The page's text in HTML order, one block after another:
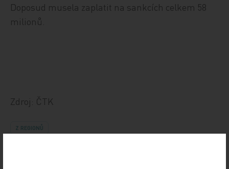
Doposud musela zaplatit na sankcích celkem 58
milionů.
Zdroj: ČTK
Z REGIONŮ